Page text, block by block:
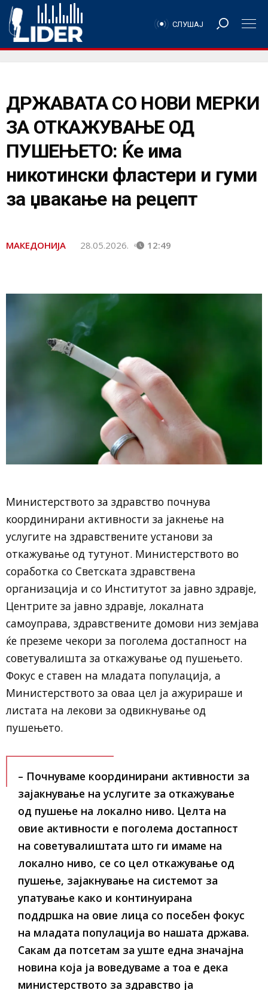
СЛУШАЈ
ДРЖАВАТА СО НОВИ МЕРКИ
ЗА ОТКАЖУВАЊЕ ОД
ПУШЕЊЕТО: Ќе има
никотински фластери и гуми
за џвакање на рецепт
МАКЕДОНИЈА 28.05.2026. 12:49
Министерството за здравство почнува
координирани активности за јакнење на
услугите на здравствените установи за
откажување од тутунот. Министерството во
соработка со Светската здравствена
организација и со Институтот за јавно здравје,
Центрите за јавно здравје, локалната
самоуправа, здравствените домови низ земјава
ќе преземе чекори за поголема достапност на
советувалишта за откажување од пушењето.
Фокус е ставен на младата популација, а
Министерството за оваа цел ја ажурираше и
листата на лекови за одвикнување од
пушењето.
– Почнуваме координирани активности за
зајакнување на услугите за откажување
од пушење на локално ниво. Целта на
овие активности е поголема достапност
на советувалиштата што ги имаме на
локално ниво, се со цел откажување од
пушење, зајакнување на системот за
упатување како и континуирана
поддршка на овие лица со посебен фокус
на младата популација во нашата држава.
Сакам да потсетам за уште една значајна
новина која ја воведуваме а тоа е дека
министерството за здравство ја